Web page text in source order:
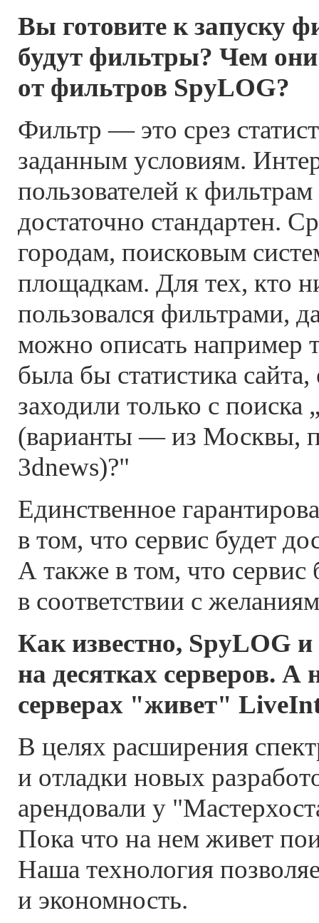
Вы готовите к запуску
будут фильтры? Чем они
от фильтров SpyLOG?
Фильтр — это срез
заданным условиям.
пользователей к фильтрам
достаточно стандартен.
городам, поисковым
площадкам. Для тех, кто
пользовался фильтрами,
можно описать например
была бы статистика
заходили только с поиска
(варианты — из Москвы,
3dnews)?"
Единственное
в том, что сервис будет
А также в том, что сервис
в соответствии с
Как известно, SpyLOG
на десятках серверов. А
серверах "живет"
В целях расширения
и отладки новых
арендовали у
Пока что на нем живет
Наша технология
и экономность.